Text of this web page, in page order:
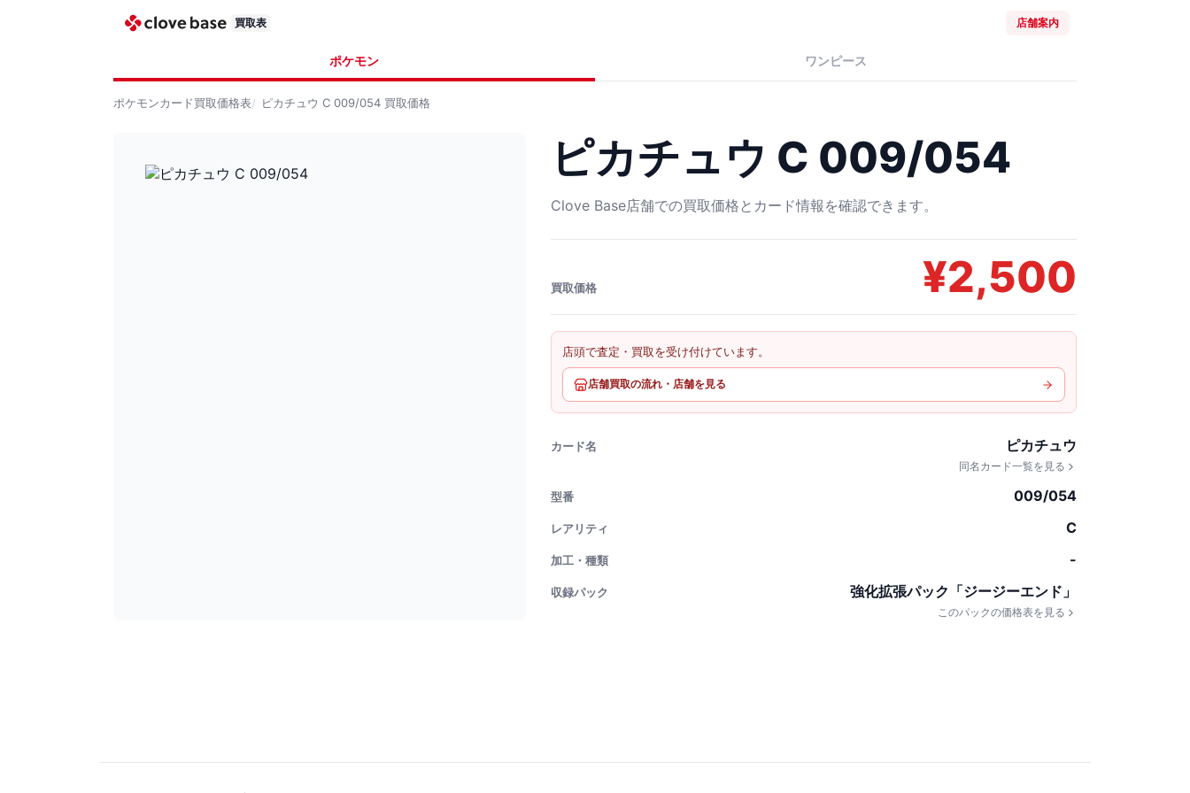
買取表 店舗案内
ポケモン ワンピース
ポケモンカード買取価格表 ピカチュウ C 009/054 買取価格
ピカチュウ C 009/054
Clove Base店舗での買取価格とカード情報を確認できます。
買取価格 ¥2,500
店頭で査定・買取を受け付けています。
店舗買取の流れ・店舗を見る
カード名 ピカチュウ
同名カード一覧を見る
型番 009/054
レアリティ C
加工・種類 -
収録パック 強化拡張パック「ジージーエンド」
このパックの価格表を見る